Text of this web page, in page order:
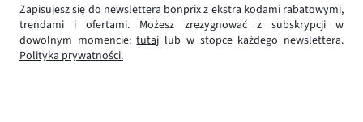
Zapisujesz się do newslettera bonprix z ekstra kodami rabatowymi,
trendami i ofertami. Możesz zrezygnować z subskrypcji w
dowolnym momencie:tutaj lub w stopce każdego newslettera.
Polityka prywatności.